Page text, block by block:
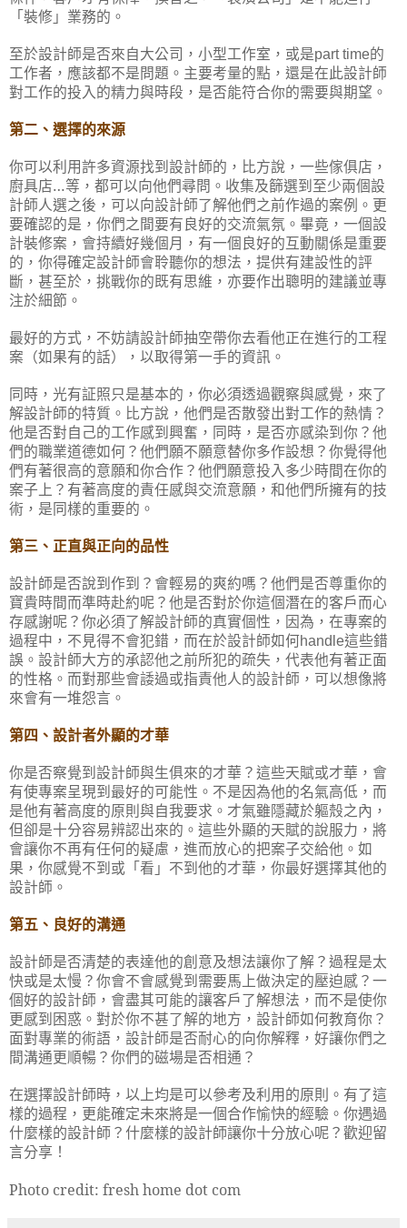
「裝修」業務的。
至於設計師是否來自大公司，小型工作室，或是part time的
工作者，應該都不是問題。主要考量的點，還是在此設計師
對工作的投入的精力與時段，是否能符合你的需要與期望。
第二、選擇的來源
你可以利用許多資源找到設計師的，比方說，一些傢俱店，
廚具店…等，都可以向他們尋問。收集及篩選到至少兩個設
計師人選之後，可以向設計師了解他們之前作過的案例。更
要確認的是，你們之間要有良好的交流氣氛。畢竟，一個設
計裝修案，會持續好幾個月，有一個良好的互動關係是重要
的，你得確定設計師會聆聽你的想法，提供有建設性的評
斷，甚至於，挑戰你的既有思維，亦要作出聰明的建議並專
注於細節。
最好的方式，不妨請設計師抽空帶你去看他正在進行的工程
案（如果有的話），以取得第一手的資訊。
同時，光有証照只是基本的，你必須透過觀察與感覺，來了
解設計師的特質。比方說，他們是否散發出對工作的熱情？
他是否對自己的工作感到興奮，同時，是否亦感染到你？他
們的職業道德如何？他們願不願意替你多作設想？你覺得他
們有著很高的意願和你合作？他們願意投入多少時間在你的
案子上？有著高度的責任感與交流意願，和他們所擁有的技
術，是同樣的重要的。
第三、正直與正向的品性
設計師是否說到作到？會輕易的爽約嗎？他們是否尊重你的
寶貴時間而準時赴約呢？他是否對於你這個潛在的客戶而心
存感謝呢？你必須了解設計師的真實個性，因為，在專案的
過程中，不見得不會犯錯，而在於設計師如何handle這些錯
誤。設計師大方的承認他之前所犯的疏失，代表他有著正面
的性格。而對那些會諉過或指責他人的設計師，可以想像將
來會有一堆怨言。
第四、設計者外顯的才華
你是否察覺到設計師與生俱來的才華？這些天賦或才華，會
有使專案呈現到最好的可能性。不是因為他的名氣高低，而
是他有著高度的原則與自我要求。才氣雖隱藏於軀殼之內，
但卻是十分容易辨認出來的。這些外顯的天賦的說服力，將
會讓你不再有任何的疑慮，進而放心的把案子交給他。如
果，你感覺不到或「看」不到他的才華，你最好選擇其他的
設計師。
第五、良好的溝通
設計師是否清楚的表達他的創意及想法讓你了解？過程是太
快或是太慢？你會不會感覺到需要馬上做決定的壓迫感？一
個好的設計師，會盡其可能的讓客戶了解想法，而不是使你
更感到困惑。對於你不甚了解的地方，設計師如何教育你？
面對專業的術語，設計師是否耐心的向你解釋，好讓你們之
間溝通更順暢？你們的磁場是否相通？
在選擇設計師時，以上均是可以參考及利用的原則。有了這
樣的過程，更能確定未來將是一個合作愉快的經驗。你遇過
什麼樣的設計師？什麼樣的設計師讓你十分放心呢？歡迎留
言分享！
Photo credit: fresh home dot com